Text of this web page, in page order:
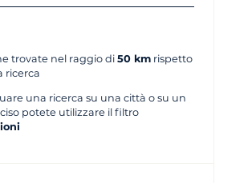
trovate nel raggio di 50 km rispetto
ricerca
una ricerca su una città o su un
potete utilizzare il filtro